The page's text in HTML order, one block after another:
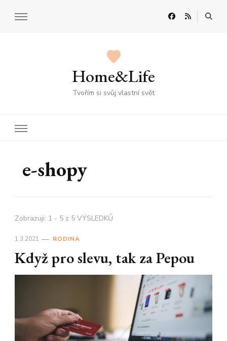
Home&Life
Tvořím si svůj vlastní svět
e-shopy
Zobrazuji: 1 - 5 z 5 VÝSLEDKŮ
1.3.2021 RODINA
Když pro slevu, tak za Pepou